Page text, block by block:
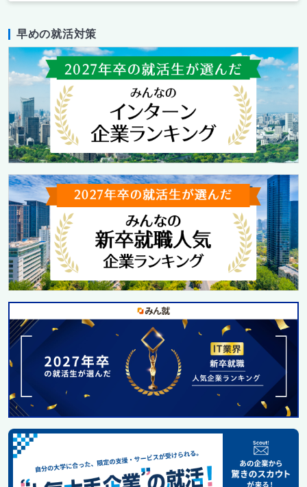
早めの就活対策